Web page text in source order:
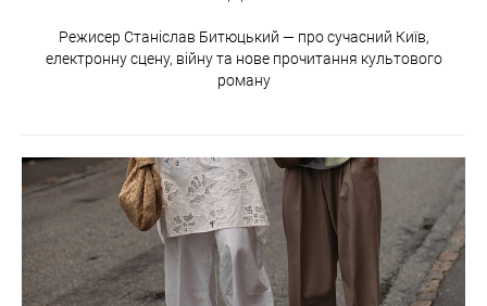
Режисер Станіслав Битюцький — про сучасний Київ,
електронну сцену, війну та нове прочитання культового
роману